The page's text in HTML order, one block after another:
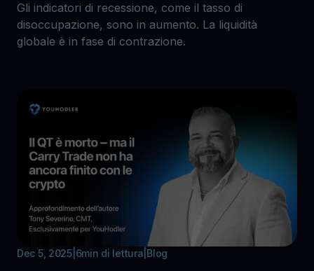
Gli indicatori di recessione, come il tasso di
disoccupazione, sono in aumento. La liquidità
globale è in fase di contrazione.
Dec 5, 2025| 6min di lettura Blog